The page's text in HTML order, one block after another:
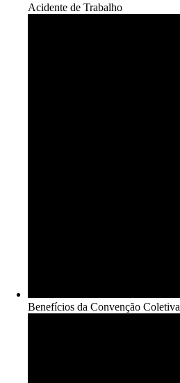
Acidente de Trabalho​
Benefícios da Convenção Coletiva